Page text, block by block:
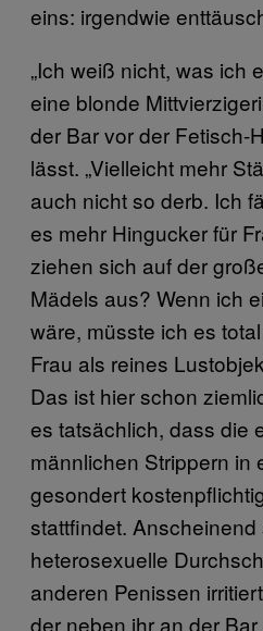
eins: irgendwie
„Ich weiß nicht, was ich
eine blonde
der Bar vor der Fetisch-
lässt. „Vielleicht mehr
auch nicht so derb. Ich
es mehr Hingucker für
ziehen sich auf der
Mädels aus? Wenn ich
wäre, müsste ich es
Frau als reines
Das ist hier schon
es tatsächlich, dass die
männlichen Strippern in
gesondert
stattfindet. Anscheinend
heterosexuelle
anderen Penissen
der neben ihr an der